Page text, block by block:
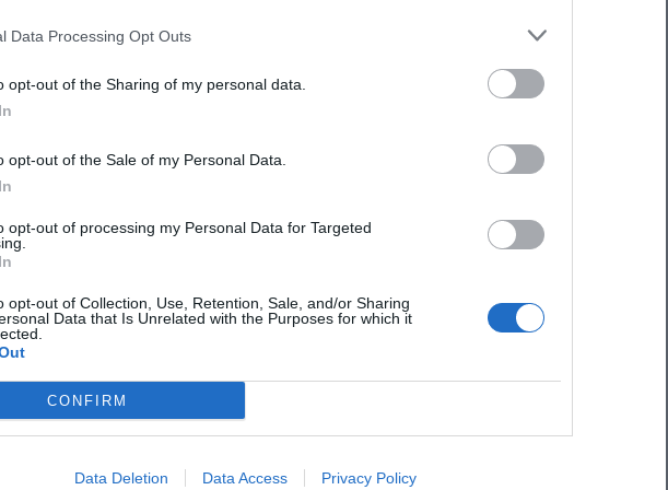
Data Processing Opt Outs
opt-out of the Sharing of my personal data.
opt-out of the Sale of my Personal Data.
opt-out of processing my Personal Data for Targeted
opt-out of Collection, Use, Retention, Sale, and/or Sharing
Data that Is Unrelated with the Purposes for which it
CONFIRM
Data Deletion Data Access Privacy Policy
wezwana została policja
że obawia się zachowania syna. Na miejsce wysłano patrol.
ad